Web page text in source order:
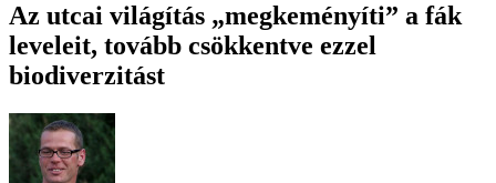
Az utcai világítás „megkeményíti” a fák
leveleit, tovább csökkentve ezzel
biodiverzitást